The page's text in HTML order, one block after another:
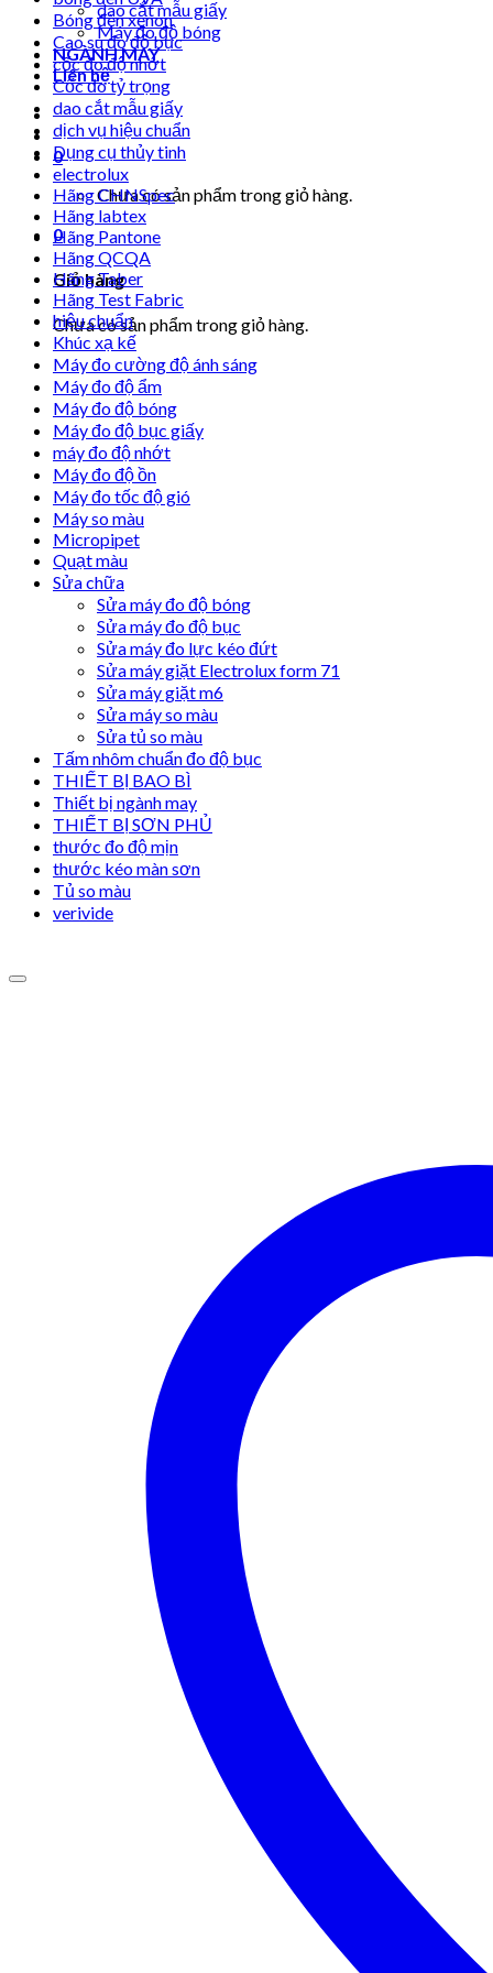
dao cắt mẫu giấy
Máy đo độ bóng
NGÀNH MAY
Liên hệ
0
Chưa có sản phẩm trong giỏ hàng.
0
Giỏ hàng
Chưa có sản phẩm trong giỏ hàng.
Bóng đèn xenon
Cao su đo độ bục
cốc đo độ nhớt
Cốc đo tỷ trọng
dao cắt mẫu giấy
dịch vụ hiệu chuẩn
Dụng cụ thủy tinh
electrolux
Hãng CHNSpec
Hãng labtex
Hãng Pantone
Hãng QCQA
Hãng Taber
Hãng Test Fabric
hiệu chuẩn
Khúc xạ kế
Máy đo cường độ ánh sáng
Máy đo độ ẩm
Máy đo độ bóng
Máy đo độ bục giấy
máy đo độ nhớt
Máy đo độ ồn
Máy đo tốc độ gió
Máy so màu
Micropipet
Quạt màu
Sửa chữa
Sửa máy đo độ bóng
Sửa máy đo độ bục
Sửa máy đo lực kéo đứt
Sửa máy giặt Electrolux form 71
Sửa máy giặt m6
Sửa máy so màu
Sửa tủ so màu
Tấm nhôm chuẩn đo độ bục
THIẾT BỊ BAO BÌ
Thiết bị ngành may
THIẾT BỊ SƠN PHỦ
thước đo độ mịn
thước kéo màn sơn
Tủ so màu
verivide